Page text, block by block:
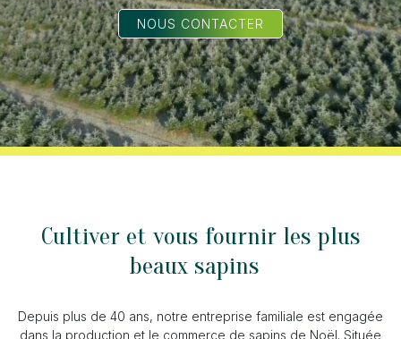
NOUS CONTACTER
Cultiver et vous fournir les plus
beaux sapins
Depuis plus de 40 ans, notre entreprise familiale est engagée
dans la production et le commerce de sapins de Noël. Située